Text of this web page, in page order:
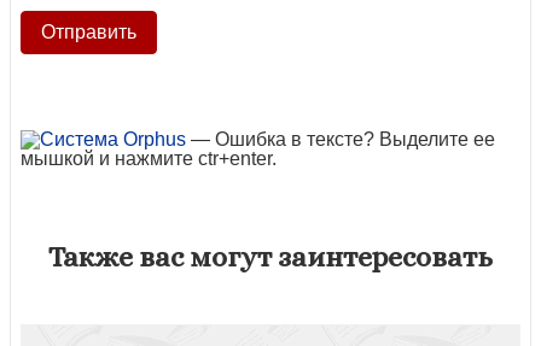
— Ошибка в тексте? Выделите ее
мышкой и нажмите ctr+enter.
Также вас могут заинтересовать